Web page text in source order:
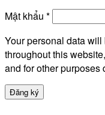
Mật khẩu *
Your personal data
throughout this
and for other purposes
Đăng ký